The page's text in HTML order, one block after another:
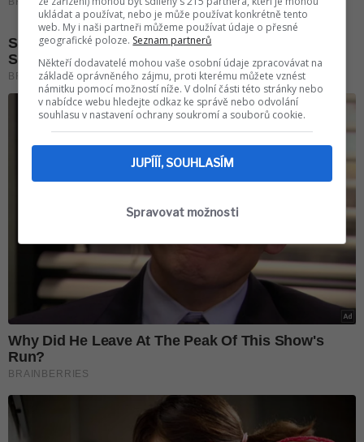
ukládat a používat, nebo je může používat konkrétně tento
web. My i naši partneři můžeme používat údaje o přesné
geografické poloze. Seznam partnerů
Někteří dodavatelé mohou vaše osobní údaje zpracovávat na
základě oprávněného zájmu, proti kterému můžete vznést
námitku pomocí možností níže. V dolní části této stránky nebo
v nabídce webu hledejte odkaz ke správě nebo odvolání
souhlasu v nastavení ochrany soukromí a souborů cookie.
JUPÍÍÍ, SOUHLASÍM
Spravovat možnosti